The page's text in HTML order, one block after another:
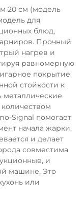
20 см (модель
для
блюд,
Прочный
нагрев и
равномерную
покрытие
стойкости к
металлические
Signal помогает
начала жарки.
и делает
совместима
и
машине. Это
или
раз в 2 недели